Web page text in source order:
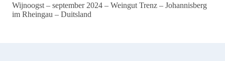
Wijnoogst – september 2024 – Weingut Trenz – Johannisberg
im Rheingau – Duitsland